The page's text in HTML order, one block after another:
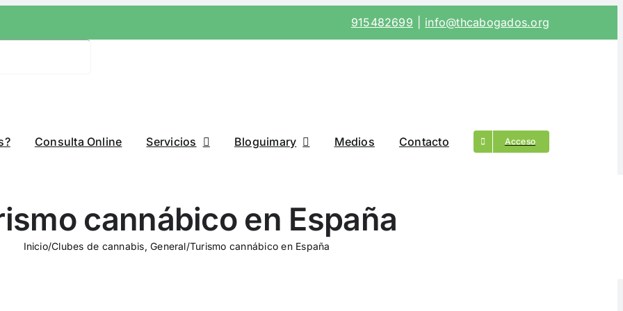
915482699
info@thcabogados.org
Consulta Online Servicios Bloguimary Medios Contacto Acceso
cannábico en España
Inicio/Clubes de cannabis,General/Turismo cannábico en España